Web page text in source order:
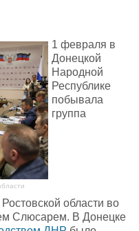
1 февраля в
Донецкой
Народной
Республике
побывала
группа
области во
Слюсарем. В Донецке